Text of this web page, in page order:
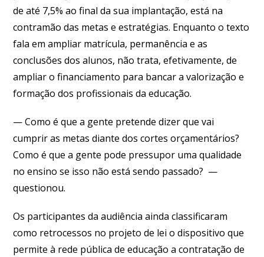
de até 7,5% ao final da sua implantação, está na
contramão das metas e estratégias. Enquanto o texto
fala em ampliar matrícula, permanência e as
conclusões dos alunos, não trata, efetivamente, de
ampliar o financiamento para bancar a valorização e
formação dos profissionais da educação.
— Como é que a gente pretende dizer que vai
cumprir as metas diante dos cortes orçamentários?
Como é que a gente pode pressupor uma qualidade
no ensino se isso não está sendo passado? —
questionou.
Os participantes da audiência ainda classificaram
como retrocessos no projeto de lei o dispositivo que
permite à rede pública de educação a contratação de